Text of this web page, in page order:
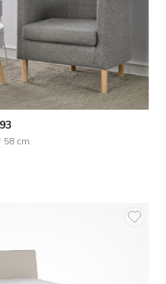
58 cm